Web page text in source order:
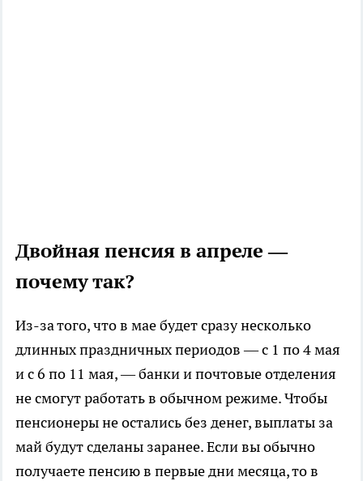
Двойная пенсия в апреле —
почему так?
Из-за того, что в мае будет сразу несколько
длинных праздничных периодов — с 1 по 4 мая
и с 6 по 11 мая, — банки и почтовые отделения
не смогут работать в обычном режиме. Чтобы
пенсионеры не остались без денег, выплаты за
май будут сделаны заранее. Если вы обычно
получаете пенсию в первые дни месяца, то в